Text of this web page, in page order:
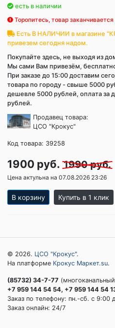
есть в наличии
Торопитесь, товар заканчивается
Есть В НАЛИЧИИ в магазине
привезем сегодня надом.
Покупайте здесь, не выходя из
Мы сами Вам привезём,
При заказе до 15:00 доставим
товара по городу - свыше 5000
дешевле 5000 рублей, оплата за
рублей.
Продавец товара:
ЦСО "Крокус"
Код товара: 39258
1900 руб. 1990 руб.
Цена актульна на 07.08.2026 23:26
В корзину Купить в 1 клик
© 2026. ЦСО "Крокус".
На платформе Крокус Маркет.su.
(85732) 34-7-77
+7 959 144 54 54, +7 959 144 54
Заказ по телефону: пн.-сб. c 9:00
Заказ онлайн: 24/7